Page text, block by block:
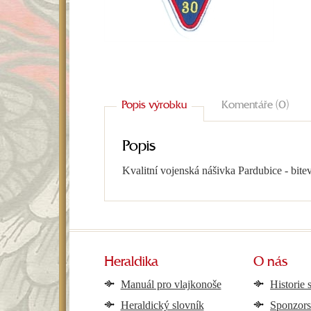
Popis výrobku Komentáře (0)
Popis
Kvalitní vojenská nášivka Pardubice -
Heraldika
Manuál pro vlajkonoše
Heraldický slovník
O nás
Historie